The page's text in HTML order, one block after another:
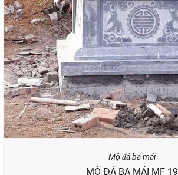
Mộ đá ba mái
MỘ ĐÁ BA MÁI MF 19